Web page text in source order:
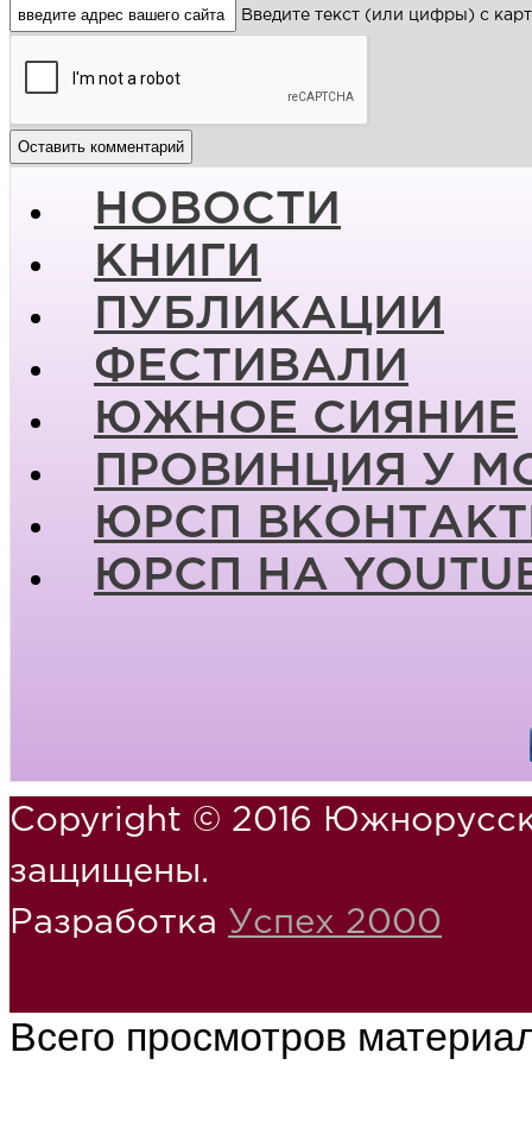
Введите текст (или цифры) с
НОВОСТИ
КНИГИ
ПУБЛИКАЦИИ
ФЕСТИВАЛИ
ЮЖНОЕ СИЯНИЕ
ПРОВИНЦИЯ У
ЮРСП
ЮРСП НА
Copyright © 2016
защищены.
Разработка Успех 2000
Всего просмотров